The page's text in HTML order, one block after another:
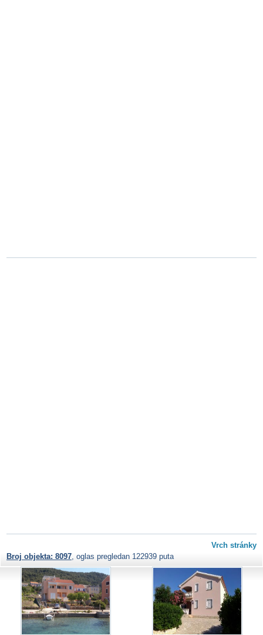
Vrch stránky
Broj objekta: 8097 , oglas pregledan 122939 puta